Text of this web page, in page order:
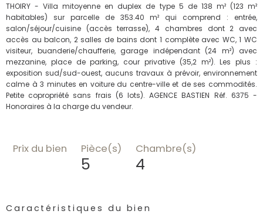
THOIRY - Villa mitoyenne en duplex de type 5 de 138 m² (123 m²
habitables) sur parcelle de 353.40 m² qui comprend : entrée,
salon/séjour/cuisine (accès terrasse), 4 chambres dont 2 avec
accès au balcon, 2 salles de bains dont 1 complète avec WC, 1 WC
visiteur, buanderie/chaufferie, garage indépendant (24 m²) avec
mezzanine, place de parking, cour privative (35,2 m²). Les plus :
exposition sud/sud-ouest, aucuns travaux à prévoir, environnement
calme à 3 minutes en voiture du centre-ville et de ses commodités.
Petite copropriété sans frais (6 lots). AGENCE BASTIEN Réf. 6375 -
Honoraires à la charge du vendeur.
Prix du bien Pièce(s)
5
Chambre(s)
4
Caractéristiques du bien